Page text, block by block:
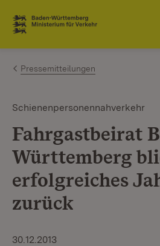
Zum Inhalt springen
Link zur Startseite
Pressemitteilungen
Schienenpersonennahverkehr
Fahrgastbeirat
Württemberg
erfolgreiches
zurück
30.12.2013